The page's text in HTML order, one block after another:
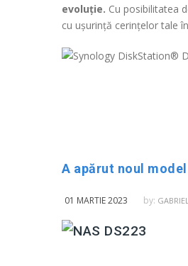
evoluție. Cu posibilitatea
cu ușurință cerințelor tale
A apărut noul
01 MARTIE 2023 by: